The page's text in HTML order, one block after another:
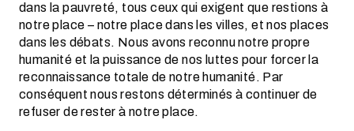
dans la pauvreté, tous ceux qui exigent que restions à
notre place – notre place dans les villes, et nos places
dans les débats. Nous avons reconnu notre propre
humanité et la puissance de nos luttes pour forcer la
reconnaissance totale de notre humanité. Par
conséquent nous restons déterminés à continuer de
refuser de rester à notre place.